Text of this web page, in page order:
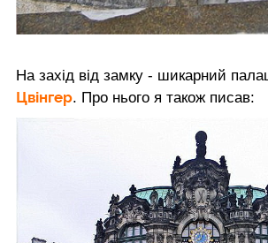
На захід від замку - шикарний
Цвінгер. Про нього я також писав: